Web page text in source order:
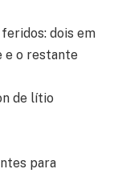
dois em
e o restante
de lítio
para